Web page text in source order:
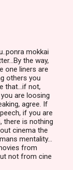
mokkai
the way,
one liners are
others you
that...if not,
are loosing
agree. If
if you are
there is nothing
cinema the
mentality...
from
not from cine